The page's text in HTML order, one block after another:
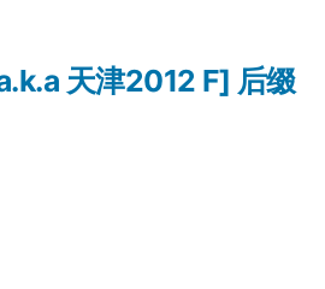
天津2012 F] 后缀
：